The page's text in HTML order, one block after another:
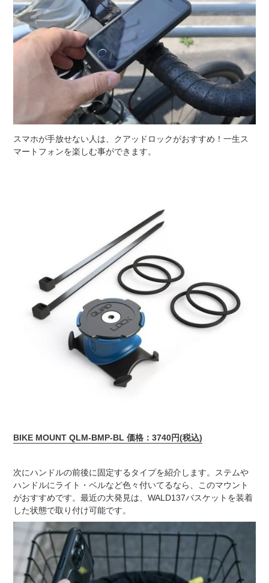
スマホが手放せない人は、クアッドロックがおすすめ！ 一生ス
マートフォンを楽しむ事ができます。
BIKE MOUNT QLM-BMP-BL 価格：3740円(税込)
次にハンドルの前後に固定するタイプを紹介します。ステムや
ハンドルにライト・ベルなど色々付いてるなら、このマウント
がおすすめです。最近の大発見は、WALD137バスケットを装着
した状態で取り付け可能です。